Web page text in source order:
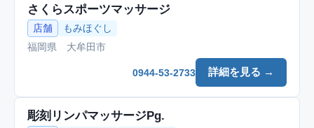
さくらスポーツマッサージ
店舗
もみほぐし
福岡県 大牟田市
詳細を見る →
0944-53-2733
彫刻リンパマッサージPg.